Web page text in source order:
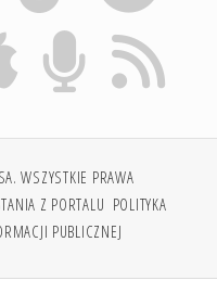
WSZYSTKIE PRAWA
Z PORTALU POLITYKA
PUBLICZNEJ